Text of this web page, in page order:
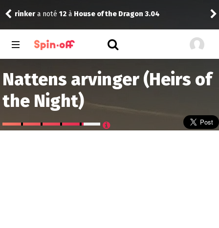
rinkera noté 12 à House of the Dragon 3.04
1.01
Nattens arvinger (Heirs of
the Night)